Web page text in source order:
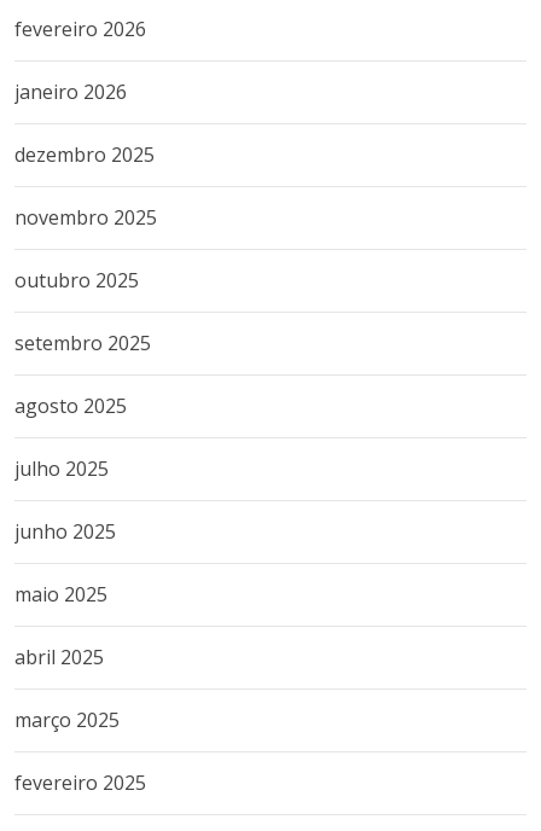
fevereiro 2026
janeiro 2026
dezembro 2025
novembro 2025
outubro 2025
setembro 2025
agosto 2025
julho 2025
junho 2025
maio 2025
abril 2025
março 2025
fevereiro 2025